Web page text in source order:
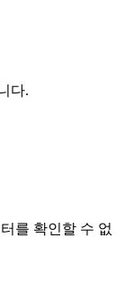
다.
를 확인할 수 없